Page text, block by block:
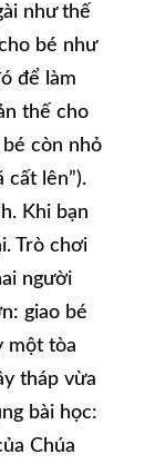
như thế
bé như
để làm
thế cho
bé còn nhỏ
cất lên”).
Khi bạn
Trò chơi
người
giao bé
một tòa
tháp vừa
bài học:
Chúa